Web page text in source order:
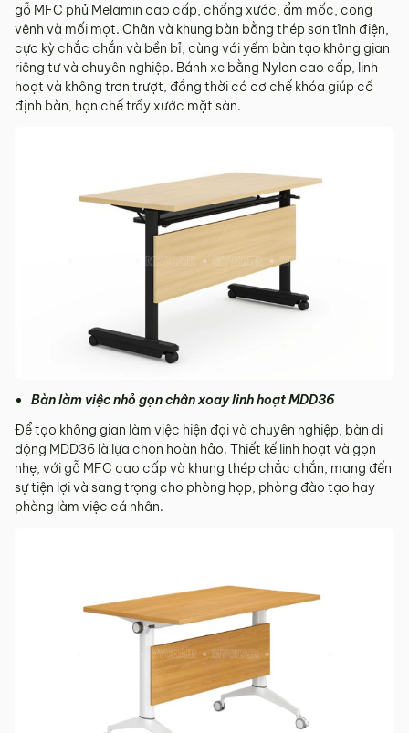
gỗ MFC phủ Melamin cao cấp, chống xước, ẩm mốc, cong
vênh và mối mọt. Chân và khung bàn bằng thép sơn tĩnh điện,
cực kỳ chắc chắn và bền bỉ, cùng với yếm bàn tạo không gian
riêng tư và chuyên nghiệp. Bánh xe bằng Nylon cao cấp, linh
hoạt và không trơn trượt, đồng thời có cơ chế khóa giúp cố
định bàn, hạn chế trầy xước mặt sàn.
Bàn làm việc nhỏ gọn chân xoay linh hoạt MDD36
Để tạo không gian làm việc hiện đại và chuyên nghiệp, bàn di
động MDD36 là lựa chọn hoàn hảo. Thiết kế linh hoạt và gọn
nhẹ, với gỗ MFC cao cấp và khung thép chắc chắn, mang đến
sự tiện lợi và sang trọng cho phòng họp, phòng đào tạo hay
phòng làm việc cá nhân.